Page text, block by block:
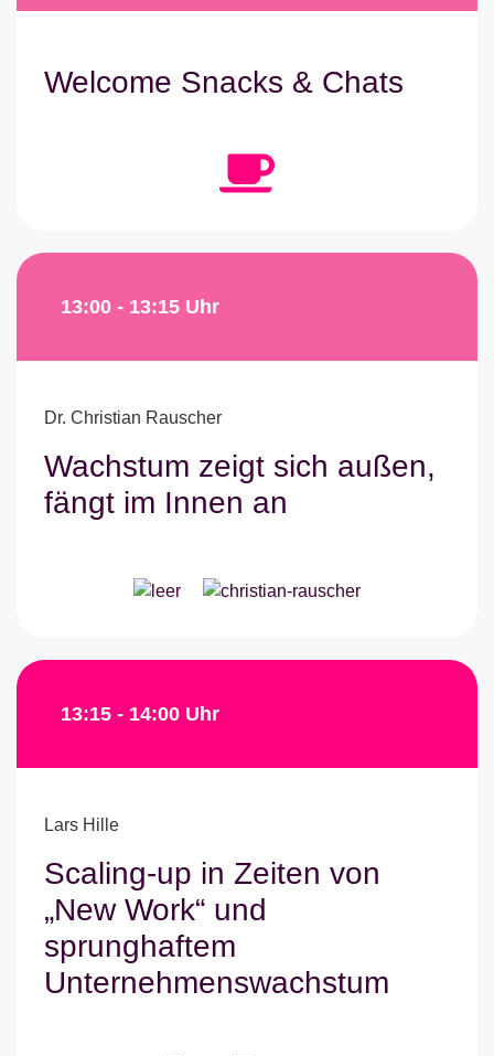
Welcome Snacks & Chats
13:00 - 13:15 Uhr
Dr. Christian Rauscher
Wachstum zeigt sich außen,
fängt im Innen an
13:15 - 14:00 Uhr
Lars Hille
Scaling-up in Zeiten von
„New Work“ und
sprunghaftem
Unternehmenswachstum